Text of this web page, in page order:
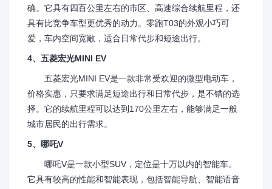
确。它具有四百公里左右的市区、高速综合续航里程，还
具有比竞争车型更优秀的动力。零跑T03的外观小巧可
爱，车内空间宽敞，适合日常代步和短途出行。
4、五菱宏光MINI EV
五菱宏光MINI EV是一款非常受欢迎的微型电动车，
价格实惠，只要求满足短途出行和日常代步，是不错的选
择。它的续航里程可以达到170公里左右，能够满足一般
城市居民的出行需求。
5、哪吒V
哪吒V是一款小型SUV，定位是十万以内的智能车。
它具有较高的性能和智能表现，包括智能导航、智能语音